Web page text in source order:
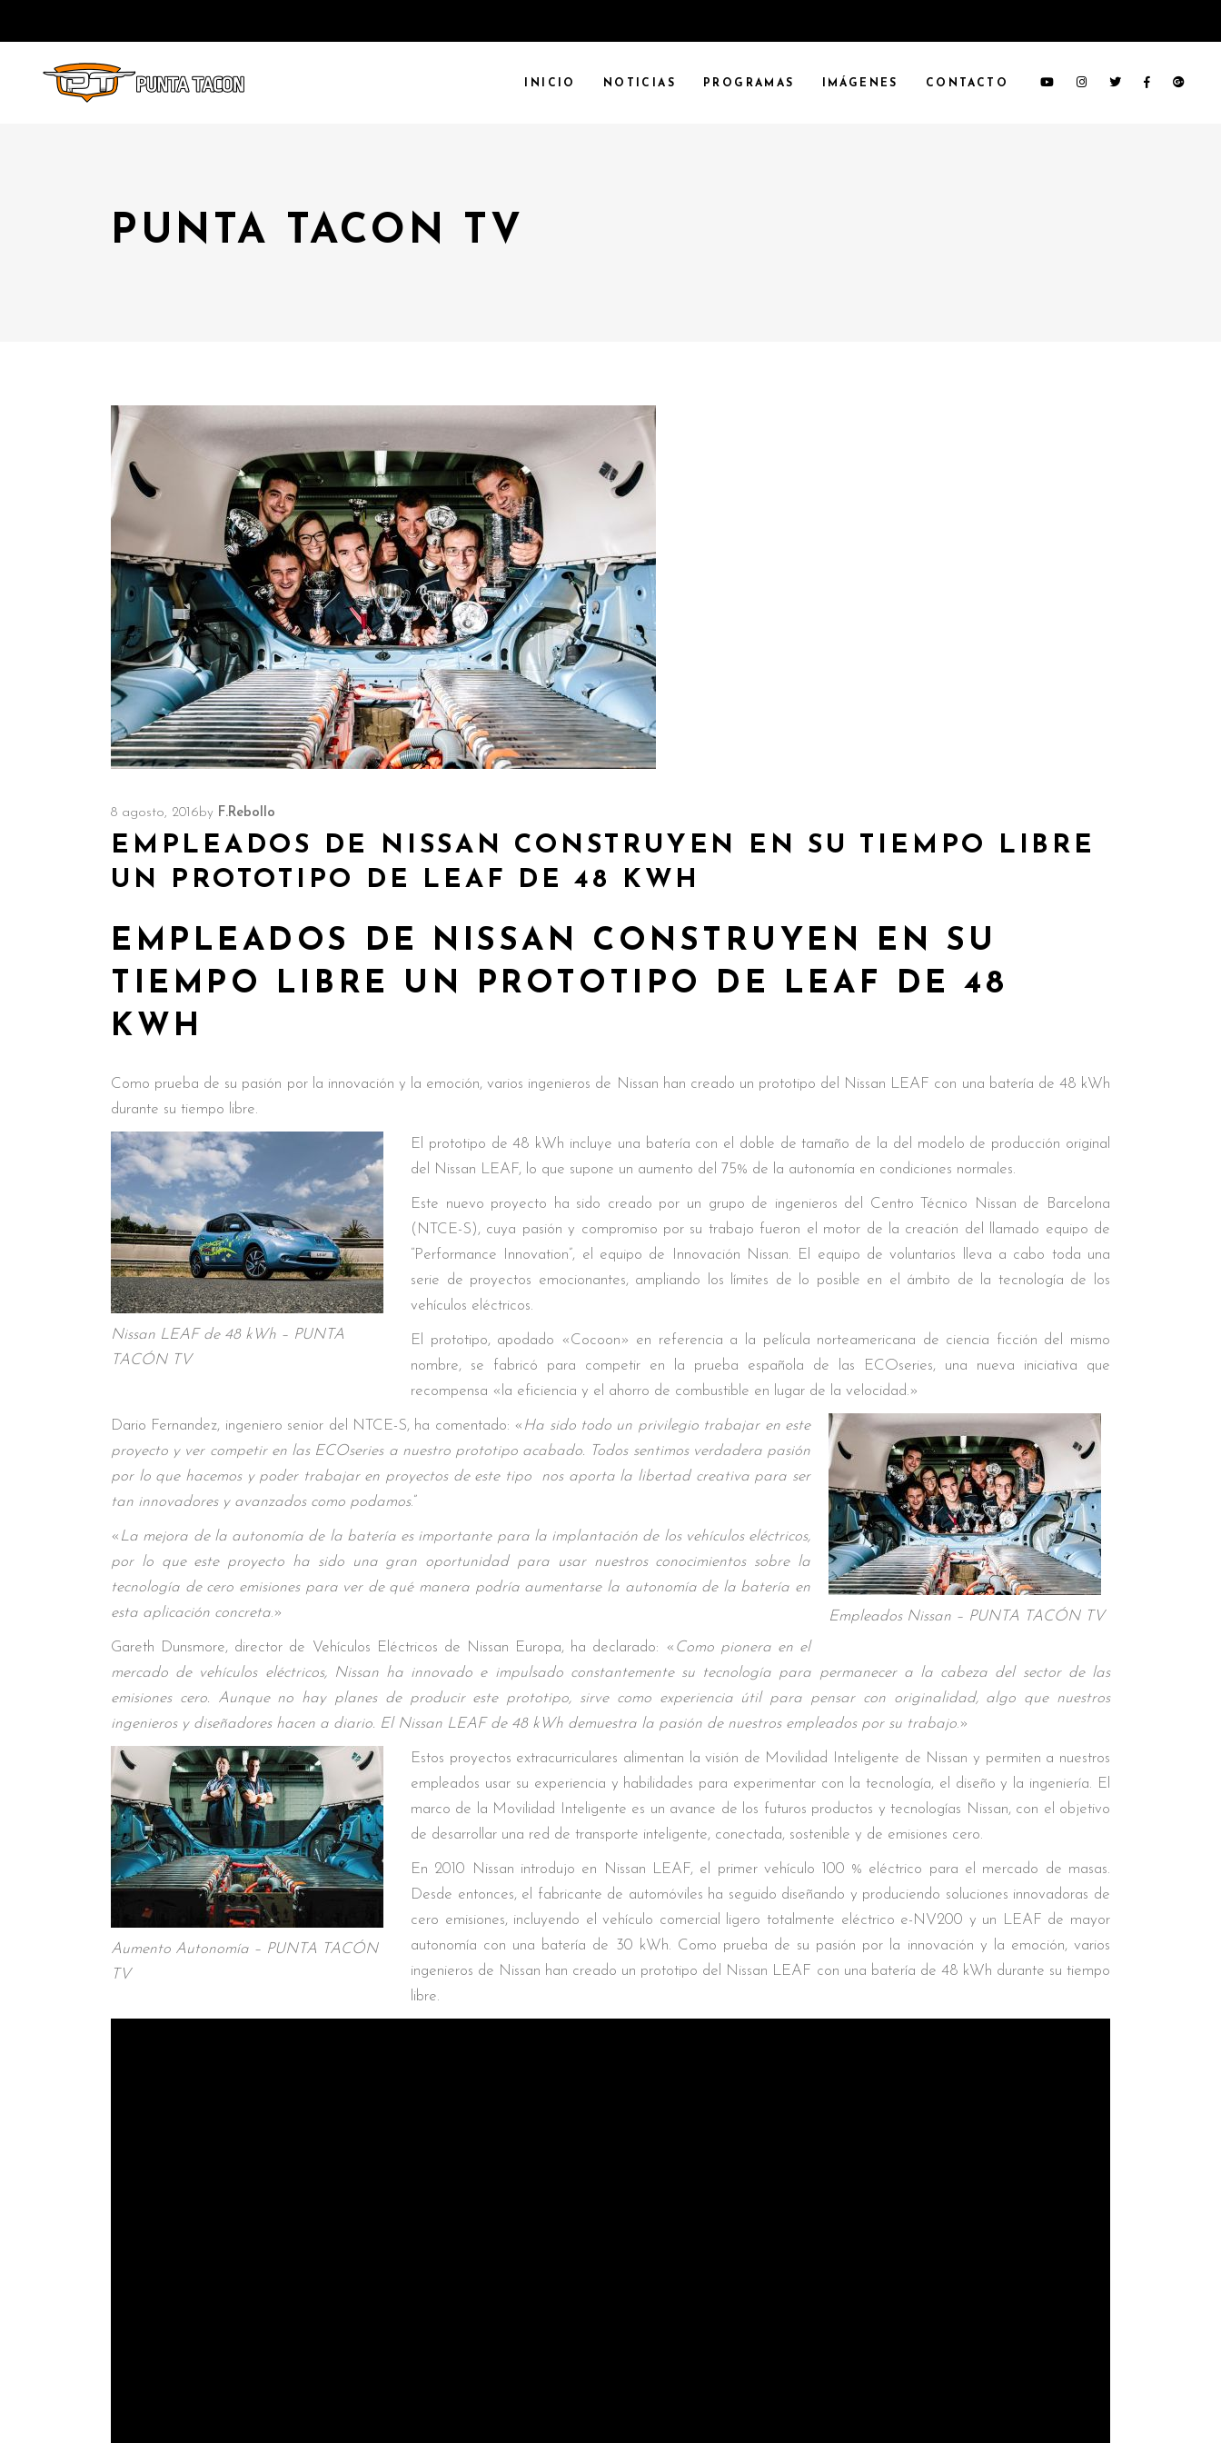
INICIO NOTICIAS PROGRAMAS IMÁGENES CONTACTO
PUNTA TACON TV
8 agosto, 2016by F.Rebollo
EMPLEADOS DE NISSAN CONSTRUYEN EN SU TIEMPO LIBRE
UN PROTOTIPO DE LEAF DE 48 KWH
EMPLEADOS DE NISSAN CONSTRUYEN EN SU
TIEMPO LIBRE UN PROTOTIPO DE LEAF DE 48
KWH
Como prueba de su pasión por la innovación y la emoción, varios ingenieros de Nissan han creado un prototipo del Nissan LEAF con una batería de 48 kWh
durante su tiempo libre.
Nissan LEAF de 48 kWh – PUNTA
TACÓN TV
El prototipo de 48 kWh incluye una batería con el doble de tamaño de la del modelo de producción original
del Nissan LEAF, lo que supone un aumento del 75% de la autonomía en condiciones normales.
Este nuevo proyecto ha sido creado por un grupo de ingenieros del Centro Técnico Nissan de Barcelona
(NTCE-S), cuya pasión y compromiso por su trabajo fueron el motor de la creación del llamado equipo de
“Performance Innovation”, el equipo de Innovación Nissan. El equipo de voluntarios lleva a cabo toda una
serie de proyectos emocionantes, ampliando los límites de lo posible en el ámbito de la tecnología de los
vehículos eléctricos.
El prototipo, apodado «Cocoon» en referencia a la película norteamericana de ciencia ficción del mismo
nombre, se fabricó para competir en la prueba española de las ECOseries, una nueva iniciativa que
recompensa «la eficiencia y el ahorro de combustible en lugar de la velocidad.»
Empleados Nissan – PUNTA TACÓN TV
Dario Fernandez, ingeniero senior del NTCE-S, ha comentado: « Ha sido todo un privilegio trabajar en este
proyecto y ver competir en las ECOseries a nuestro prototipo acabado. Todos sentimos verdadera pasión
por lo que hacemos y poder trabajar en proyectos de este tipo nos aporta la libertad creativa para ser
tan innovadores y avanzados como podamos.”
« La mejora de la autonomía de la batería es importante para la implantación de los vehículos eléctricos,
por lo que este proyecto ha sido una gran oportunidad para usar nuestros conocimientos sobre la
tecnología de cero emisiones para ver de qué manera podría aumentarse la autonomía de la batería en
esta aplicación concreta.»
Gareth Dunsmore, director de Vehículos Eléctricos de Nissan Europa, ha declarado: « Como pionera en el
mercado de vehículos eléctricos, Nissan ha innovado e impulsado constantemente su tecnología para permanecer a la cabeza del sector de las
emisiones cero. Aunque no hay planes de producir este prototipo, sirve como experiencia útil para pensar con originalidad, algo que nuestros
ingenieros y diseñadores hacen a diario. El Nissan LEAF de 48 kWh demuestra la pasión de nuestros empleados por su trabajo.»
Aumento Autonomía – PUNTA TACÓN
TV
Estos proyectos extracurriculares alimentan la visión de Movilidad Inteligente de Nissan y permiten a nuestros
empleados usar su experiencia y habilidades para experimentar con la tecnología, el diseño y la ingeniería. El
marco de la Movilidad Inteligente es un avance de los futuros productos y tecnologías Nissan, con el objetivo
de desarrollar una red de transporte inteligente, conectada, sostenible y de emisiones cero.
En 2010 Nissan introdujo en Nissan LEAF, el primer vehículo 100 % eléctrico para el mercado de masas.
Desde entonces, el fabricante de automóviles ha seguido diseñando y produciendo soluciones innovadoras de
cero emisiones, incluyendo el vehículo comercial ligero totalmente eléctrico e-NV200 y un LEAF de mayor
autonomía con una batería de 30 kWh. Como prueba de su pasión por la innovación y la emoción, varios
ingenieros de Nissan han creado un prototipo del Nissan LEAF con una batería de 48 kWh durante su tiempo
libre.